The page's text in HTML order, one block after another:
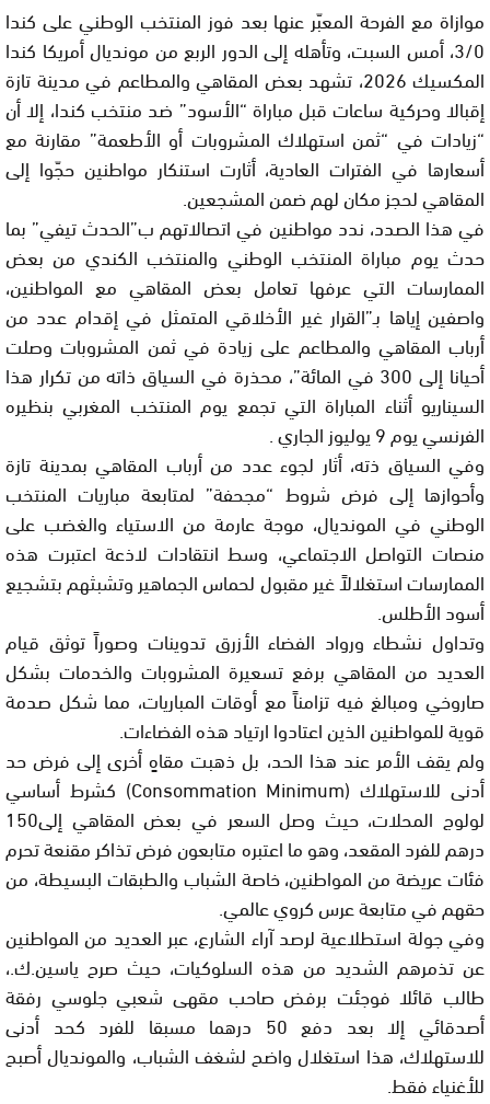
موازاة مع الفرحة المعبّر عنها بعد فوز المنتخب الوطني على كندا
3/0، أمس السبت، وتأهله إلى الدور الربع من مونديال أمريكا كندا
المكسيك 2026، تشهد بعض المقاهي والمطاعم في مدينة تازة
إقبالا وحركية ساعات قبل مباراة “الأسود” ضد منتخب كندا، إلا أن
“زيادات في “ثمن استهلاك المشروبات أو الأطعمة” مقارنة مع
أسعارها في الفترات العادية، أثارت استنكار مواطنين حجّوا إلى
المقاهي لحجز مكان لهم ضمن المشجعين.
في هذا الصدد، ندد مواطنين في اتصالاتهم ب”الحدث تيفي” بما
حدث يوم مباراة المنتخب الوطني والمنتخب الكندي من بعض
الممارسات التي عرفها تعامل بعض المقاهي مع المواطنين،
واصفين إياها بـ”القرار غير الأخلاقي المتمثل في إقدام عدد من
أرباب المقاهي والمطاعم على زيادة في ثمن المشروبات وصلت
أحيانا إلى 300 في المائة”، محذرة في السياق ذاته من تكرار هذا
السيناريو أثناء المباراة التي تجمع يوم المنتخب المغربي بنظيره
الفرنسي يوم 9 يوليوز الجاري .
وفي السياق ذته، أثار لجوء عدد من أرباب المقاهي بمدينة تازة
وأحوازها إلى فرض شروط “مجحفة” لمتابعة مباريات المنتخب
الوطني في المونديال، موجة عارمة من الاستياء والغضب على
منصات التواصل الاجتماعي، وسط انتقادات لاذعة اعتبرت هذه
الممارسات استغلالاً غير مقبول لحماس الجماهير وتشبثهم بتشجيع
أسود الأطلس.
وتداول نشطاء ورواد الفضاء الأزرق تدوينات وصوراً توثق قيام
العديد من المقاهي برفع تسعيرة المشروبات والخدمات بشكل
صاروخي ومبالغ فيه تزامناً مع أوقات المباريات، مما شكل صدمة
قوية للمواطنين الذين اعتادوا ارتياد هذه الفضاءات.
ولم يقف الأمر عند هذا الحد، بل ذهبت مقاهٍ أخرى إلى فرض حد
أدنى للاستهلاك (Consommation Minimum) كشرط أساسي
لولوج المحلات، حيث وصل السعر في بعض المقاهي إلى150
درهم للفرد المقعد، وهو ما اعتبره متابعون فرض تذاكر مقنعة تحرم
فئات عريضة من المواطنين، خاصة الشباب والطبقات البسيطة، من
حقهم في متابعة عرس كروي عالمي.
وفي جولة استطلاعية لرصد آراء الشارع، عبر العديد من المواطنين
عن تذمرهم الشديد من هذه السلوكيات، حيث صرح ياسين.ك.،
طالب قائلا فوجئت برفض صاحب مقهى شعبي جلوسي رفقة
أصدقائي إلا بعد دفع 50 درهما مسبقا للفرد كحد أدنى
للاستهلاك، هذا استغلال واضح لشغف الشباب، والمونديال أصبح
للأغنياء فقط.